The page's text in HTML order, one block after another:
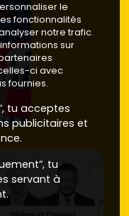
le
fonctionnalités
notre trafic.
sur
ci avec
fournies.
tu acceptes
publicitaires et
tu
servant à